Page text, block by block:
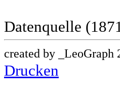
Datenquelle
created by _LeoGraph
Drucken